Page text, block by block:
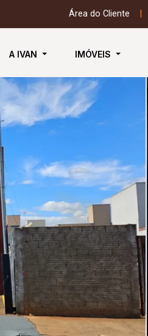
Área do Cliente
A IVAN IMÓVEIS